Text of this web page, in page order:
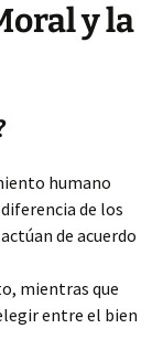
y la
humano
diferencia de los
de acuerdo
mientras que
entre el bien